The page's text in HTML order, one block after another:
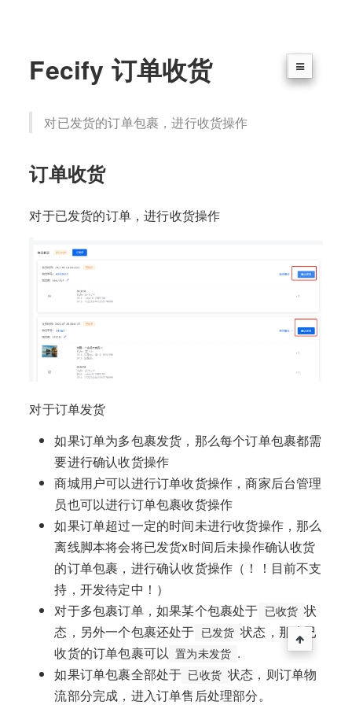
Fecify 订单收货
对已发货的订单包裹，进行收货操作
订单收货
对于已发货的订单，进行收货操作
对于订单发货
如果订单为多包裹发货，那么每个订单包裹都需
要进行确认收货操作
商城用户可以进行订单收货操作，商家后台管理
员也可以进行订单包裹收货操作
如果订单超过一定的时间未进行收货操作，那么
离线脚本将会将已发货x时间后未操作确认收货
的订单包裹，进行确认收货操作（！！目前不支
持，开发待定中！）
对于多包裹订单，如果某个包裹处于
已收货 状
态，另外一个包裹还处于
已发货 状态，那么已
收货的订单包裹可以 置为未发货 .
如果订单包裹全部处于 已收货 状态，则订单物
流部分完成，进入订单售后处理部分。